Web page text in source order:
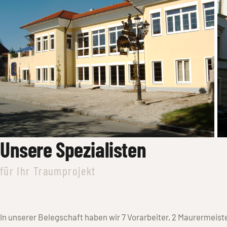
Unsere Spezialisten
für Ihr Traumprojekt
In unserer Belegschaft haben wir 7 Vorarbeiter, 2